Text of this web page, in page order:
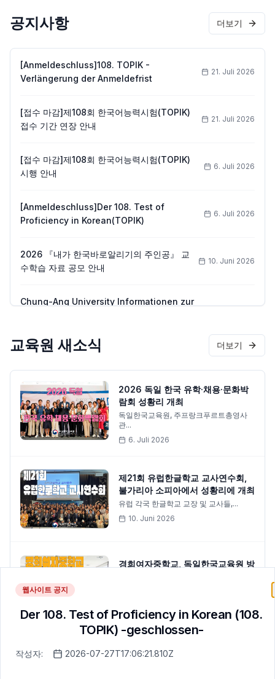
공지사항 더보기
[Anmeldeschluss]108. TOPIK -
Verlängerung der Anmeldefrist
21. Juli 2026
[접수 마감]제108회 한국어능력시험(TOPIK)
접수 기간 연장 안내
21. Juli 2026
[접수 마감]제108회 한국어능력시험(TOPIK)
시행 안내
6. Juli 2026
[Anmeldeschluss]Der 108. Test of
Proficiency in Korean(TOPIK)
6. Juli 2026
2026 『내가 한국바로알리기의 주인공』 교
수학습 자료 공모 안내
10. Juni 2026
Chung-Ang University Informationen zur
교육원 새소식 더보기
2026 독일 한국 유학·채용·문화박
람회 성황리 개최
독일한국교육원, 주프랑크푸르트총영사
관...
6. Juli 2026
제21회 유럽한글학교 교사연수회,
불가리아 소피아에서 성황리에 개최
유럽 각국 한글학교 교장 및 교사들,...
10. Juni 2026
경희여자중학교, 독일한국교육원 방
웹사이트 공지
Der 108. Test of Proficiency in Korean (108.
TOPIK) -geschlossen-
작성자: 2026-07-27T17:06:21.810Z